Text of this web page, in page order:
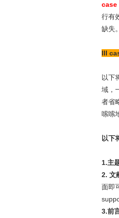
行有
缺失
III
以下
域，
者省
嗦嗦
以下
1.主
2. 文
面即
3.前